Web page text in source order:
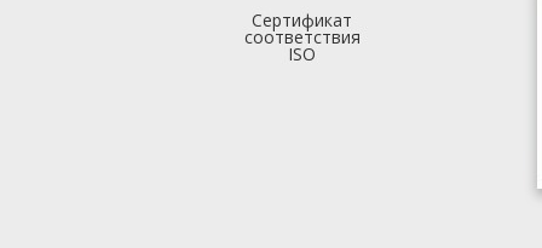
Сертификат
соответствия
ISO